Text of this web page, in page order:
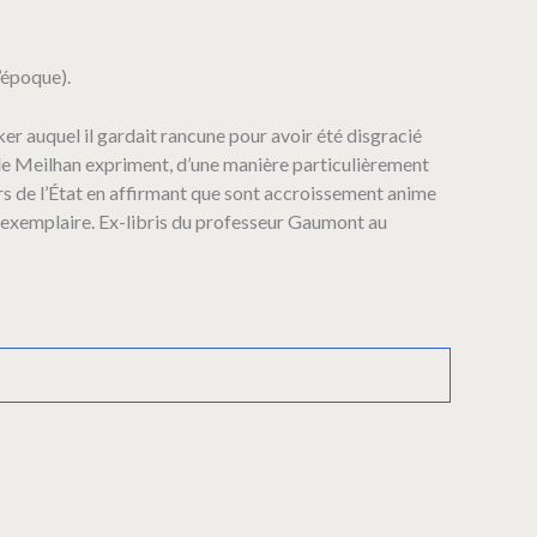
auquel il gardait rancune pour avoir été disgracié
Meilhan expriment, d’une manière particulièrement
l’État en affirmant que sont accroissement anime
Ex-libris du professeur Gaumont au